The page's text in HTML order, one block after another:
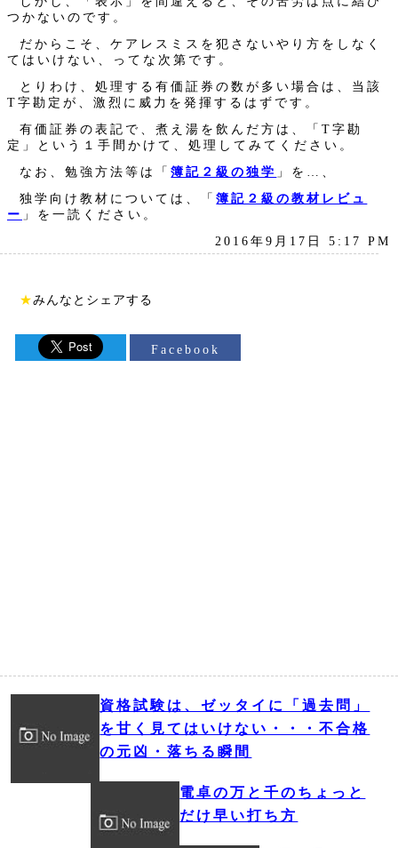
つかないのです。
だからこそ、ケアレスミスを犯さないやり方をしなく
てはいけない、ってな次第です。
とりわけ、処理する有価証券の数が多い場合は、当該
T字勘定が、激烈に威力を発揮するはずです。
有価証券の表記で、煮え湯を飲んだ方は、「T字勘
定」という１手間かけて、処理してみてください。
なお、勉強方法等は「簿記２級の独学 」を…、
独学向け教材については、「簿記２級の教材レビュ
ー 」を一読ください。
2016年9月17日 5:17 PM
★みんなとシェアする
Facebook
資格試験は、ゼッタイに「過去問」
を甘く見てはいけない・・・不合格
の元凶・落ちる瞬間
電卓の万と千のちょっと
だけ早い打ち方